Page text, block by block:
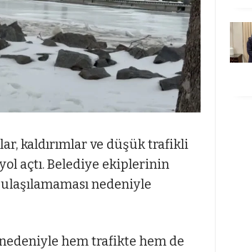
kaldırımlar ve düşük trafikli
açtı. Belediye ekiplerinin
nedeniyle
hem trafikte hem de